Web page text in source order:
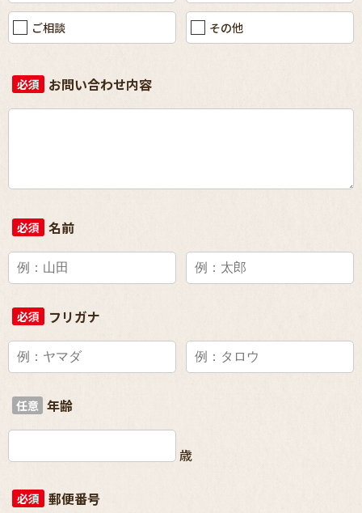
ご相談 その他
必須 お問い合わせ内容
必須 名前
必須 フリガナ
任意 年齢
歳
必須 郵便番号